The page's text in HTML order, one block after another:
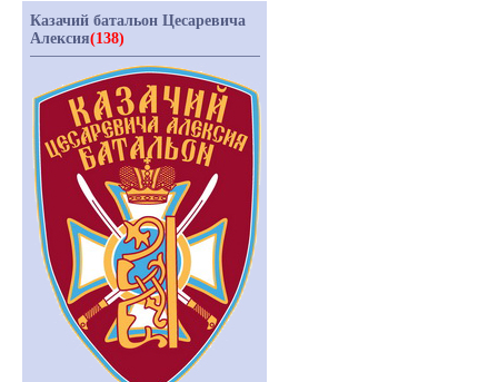
Казачий батальон Цесаревича
Алексия(138)